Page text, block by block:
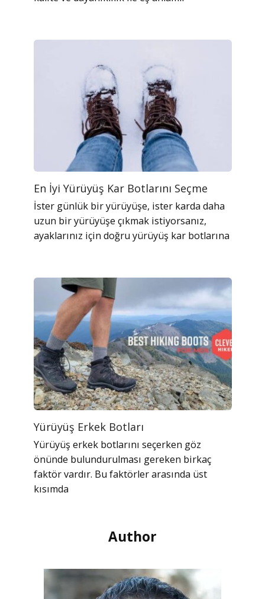
En İyi Yürüyüş Kar Botlarını Seçme
İster günlük bir yürüyüşe, ister karda daha
uzun bir yürüyüşe çıkmak istiyorsanız,
ayaklarınız için doğru yürüyüş kar botlarına
Yürüyüş Erkek Botları
Yürüyüş erkek botlarını seçerken göz
önünde bulundurulması gereken birkaç
faktör vardır. Bu faktörler arasında üst
kısımda
Author